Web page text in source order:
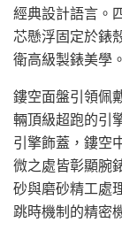
經典設計語言。
芯懸浮固定於錶
衛高級製錶美學。
鏤空面盤引領佩
輛頂級超跑的引
引擎飾蓋，鏤空
微之處皆彰顯腕
砂與磨砂精工處
跳時機制的精密